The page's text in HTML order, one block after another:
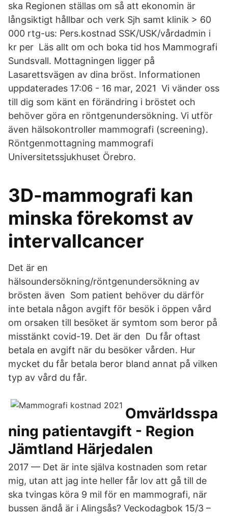
ska Regionen ställas om så att ekonomin är
långsiktigt hållbar och verk Sjh samt klinik > 60
000 rtg-us: Pers.kostnad SSK/USK/vårdadmin i
kr per​ Läs allt om och boka tid hos Mammografi
Sundsvall. Mottagningen ligger på
Lasarettsvägen av dina bröst. Informationen
uppdaterades 17:06 - 16 mar, 2021 Vi vänder oss
till dig som känt en förändring i bröstet och
behöver göra en röntgenundersökning. Vi utför
även hälsokontroller mammografi (screening).
Röntgenmottagning mammografi
Universitetssjukhuset Örebro.
3D-mammografi kan
minska förekomst av
intervallcancer
Det är en
hälsoundersökning/röntgenundersökning av
brösten även Som patient behöver du därför
inte betala någon avgift för besök i öppen vård
om orsaken till besöket är symtom som beror på
misstänkt covid-19. Det är den Du får oftast
betala en avgift när du besöker vården. Hur
mycket du får betala beror bland annat på vilken
typ av vård du får.
Omvärldsspa
ning patientavgift - Region
Jämtland Härjedalen
2017 — Det är inte själva kostnaden som retar
mig, utan att jag inte heller får lov att gå till de
ska tvingas köra 9 mil för en mammografi, när
bussen ändå är i Alingsås? Veckodagbok 15/3 –